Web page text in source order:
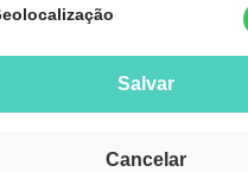
Salvar
Cancelar
do Produto
de Coenzima Q10
60 cápsulas cada